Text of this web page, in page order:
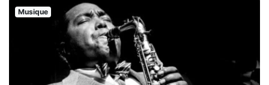
Musique